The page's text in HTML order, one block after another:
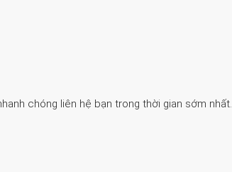
chóng liên hệ bạn trong thời gian sớm nhất.